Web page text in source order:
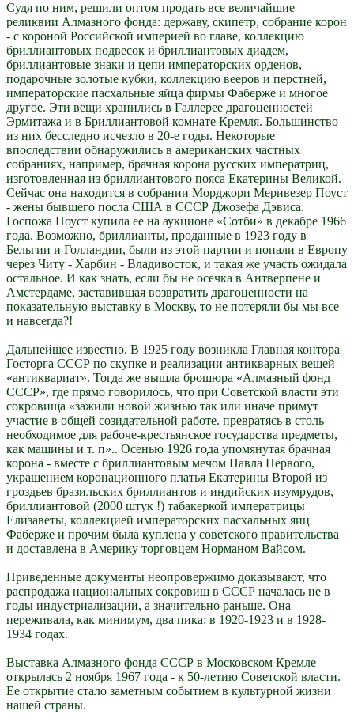
Судя по ним, решили оптом продать все величайшие
реликвии Алмазного фонда: державу, скипетр, собрание корон
- с короной Российской империей во главе, коллекцию
бриллиантовых подвесок и бриллиантовых диадем,
бриллиантовые знаки и цепи императорских орденов,
подарочные золотые кубки, коллекцию вееров и перстней,
императорские пасхальные яйца фирмы Фаберже и многое
другое. Эти вещи хранились в Галлерее драгоценностей
Эрмитажа и в Бриллиантовой комнате Кремля. Большинство
из них бесследно исчезло в 20-е годы. Некоторые
впоследствии обнаружились в американских частных
собраниях, например, брачная корона русских императриц,
изготовленная из бриллиантового пояса Екатерины Великой.
Сейчас она находится в собрании Морджори Меривезер Поуст
- жены бывшего посла США в СССР Джозефа Дэвиса.
Госпожа Поуст купила ее на аукционе «Сотби» в декабре 1966
года. Возможно, бриллианты, проданные в 1923 году в
Бельгии и Голландии, были из этой партии и попали в Европу
через Читу - Харбин - Владивосток, и такая же участь ожидала
остальное. И как знать, если бы не осечка в Антверпене и
Амстердаме, заставившая возвратить драгоценности на
показательную выставку в Москву, то не потеряли бы мы все
и навсегда?!
Дальнейшее известно. В 1925 году возникла Главная контора
Госторга СССР по скупке и реализации антикварных вещей
«антиквариат». Тогда же вышла брошюра «Алмазный фонд
СССР», где прямо говорилось, что при Советской власти эти
сокровища «зажили новой жизнью так или иначе примут
участие в общей созидательной работе. превратясь в столь
необходимое для рабоче-крестьянское государства предметы,
как машины и т. п».. Осенью 1926 года упомянутая брачная
корона - вместе с бриллиантовым мечом Павла Первого,
украшением коронационного платья Екатерины Второй из
гроздьев бразильских бриллиантов и индийских изумрудов,
бриллиантовой (2000 штук !) табакеркой императрицы
Елизаветы, коллекцией императорских пасхальных яиц
Фаберже и прочим была куплена у советского правительства
и доставлена в Америку торговцем Норманом Вайсом.
Приведенные документы неопровержимо доказывают, что
распродажа национальных сокровищ в СССР началась не в
годы индустриализации, а значительно раньше. Она
переживала, как минимум, два пика: в 1920-1923 и в 1928-
1934 годах.
Выставка Алмазного фонда СССР в Московском Кремле
открылась 2 ноября 1967 года - к 50-летию Советской власти.
Ее открытие стало заметным событием в культурной жизни
нашей страны.